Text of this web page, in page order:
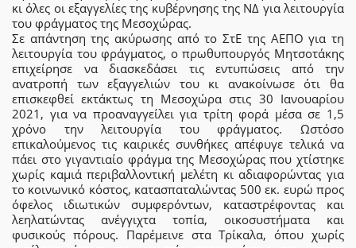
κι όλες οι εξαγγελίες της κυβέρνησης της ΝΔ για λειτουργία
του φράγματος της Μεσοχώρας.
Σε απάντηση της ακύρωσης από το ΣτΕ της ΑΕΠΟ για τη
λειτουργία του φράγματος, ο πρωθυπουργός Μητσοτάκης
επιχείρησε να διασκεδάσει τις εντυπώσεις από την
ανατροπή των εξαγγελιών του κι ανακοίνωσε ότι θα
επισκεφθεί εκτάκτως τη Μεσοχώρα στις 30 Ιανουαρίου
2021, για να προαναγγείλει για τρίτη φορά μέσα σε 1,5
χρόνο την λειτουργία του φράγματος. Ωστόσο
επικαλούμενος τις καιρικές συνθήκες απέφυγε τελικά να
πάει στο γιγαντιαίο φράγμα της Μεσοχώρας που χτίστηκε
χωρίς καμιά περιβαλλοντική μελέτη κι αδιαφορώντας για
το κοινωνικό κόστος, κατασπαταλώντας 500 εκ. ευρώ προς
όφελος ιδιωτικών συμφερόντων, καταστρέφοντας και
λεηλατώντας ανέγγιχτα τοπία, οικοσυστήματα και
φυσικούς πόρους. Παρέμεινε στα Τρίκαλα, όπου χωρίς